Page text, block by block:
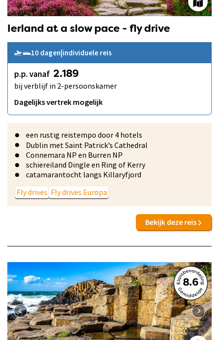
Ierland at a slow pace - fly drive
10 dagen|individuele reis
p.p. vanaf 2.189
bij verblijf in 2-persoonskamer
Dagelijks vertrek mogelijk
een rustig reistempo door 4 hotels
Dublin met Saint Patrick’s Cathedral
Connemara NP en Burren NP
schiereiland Dingle en Ring of Kerry
catamarantocht langs Killaryfjord
Fly drives Fly drives Europa
Bekijk deze reis
8.6